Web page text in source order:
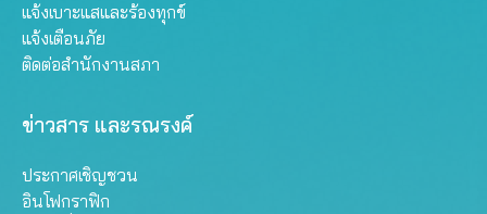
แจ้งเบาะแสและร้องทุกข์
แจ้งเตือนภัย
ติดต่อสำนักงานสภา
ข่าวสาร และรณรงค์
ประกาศเชิญชวน
อินโฟกราฟิก